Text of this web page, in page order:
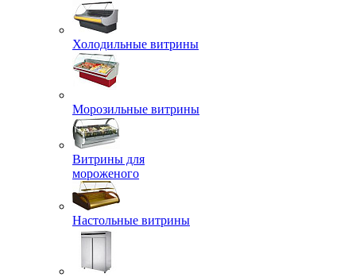
Холодильные витрины
Морозильные витрины
Витрины для
мороженого
Настольные витрины